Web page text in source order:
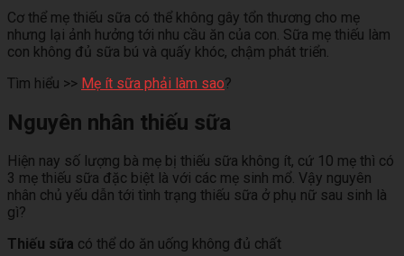
Cơ thể mẹ thiếu sữa có thể không gây tổn thương cho mẹ
nhưng lại ảnh hưởng tới nhu cầu ăn của con. Sữa mẹ thiếu làm
con không đủ sữa bú và quấy khóc, chậm phát triển.
Tìm hiểu >> Mẹ ít sữa phải làm sao?
Nguyên nhân thiếu sữa
Hiện nay số lượng bà mẹ bị thiếu sữa không ít, cứ 10 mẹ thì có
3 mẹ thiếu sữa đặc biệt là với các mẹ sinh mổ. Vậy nguyên
nhân chủ yếu dẫn tới tình trạng thiếu sữa ở phụ nữ sau sinh là
gì?
Thiếu sữa có thể do ăn uống không đủ chất